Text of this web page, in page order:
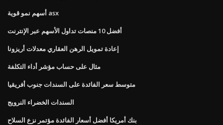
أسهم نمو قوية asx
أفضل 10 منصات تداول الأسهم عبر الإنترنت
إعادة تمويل الرهن العقاري معدلات أريزونا
مثال على حساب مؤشر أداء التكلفة
متوسط ​​سعر الفائدة على السندات جنوب أفريقيا
السندات الخضراء النرويج
بنك أمريكا أفضل أسعار الفائدة مؤتمر نزع السلاح